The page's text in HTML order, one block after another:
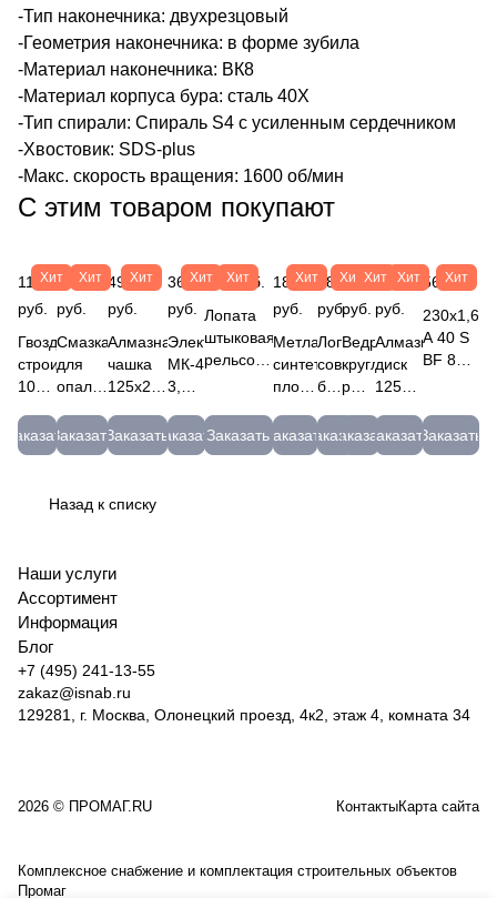
-Тип наконечника: двухрезцовый
-Геометрия наконечника: в форме зубила
-Материал наконечника: ВК8
-Материал корпуса бура: сталь 40Х
-Тип спирали: Спираль S4 с усиленным сердечником
-Хвостовик: SDS-plus
-Макс. скорость вращения: 1600 об/мин
С этим товаром покупают
Хит
115
руб.
Гвоздь
строительный
100х4
РечМз
4,0х100
Заказать
Хит
15 904
руб.
Смазка
для
опалубки
ЭКС
бочка
(МС)
Заказать
Хит
490
руб.
Алмазная
чашка
125х22,2мм
рядный
сегмент
Заказать
Хит
367
руб.
Электроды
МК-46.00
3,0мм
МЭЗ
МК
Заказать
Хит
196 руб.
Лопата
штыковая
рельсовая
рессорно-
пружинная)
Заказать
Хит
189
руб.
Метла
синтетическая
плоская
распушенная
39224
Заказать
Хит
183
руб.
Лопата
совковая
б/ч
4147
Заказать
Хит
69
руб.
Ведро
круглое
резинопластик,
Вед.12
Заказать
Хит
233
руб.
Алмазный
диск
125х22,2мм
(серый)
СТД-17800125
Заказать
Хит
56 руб.
A 40 S
BF 80 2
Круг
отр.
Заказать
Назад к списку
Наши услуги
Ассортимент
Информация
Блог
+7 (495) 241-13-55
zakaz@isnab.ru
129281, г. Москва, Олонецкий проезд, 4к2, этаж 4, комната 34
2026 © ПРОМАГ.RU КонтактыКарта сайта
Комплексное снабжение и комплектация строительных объектов
Промаг